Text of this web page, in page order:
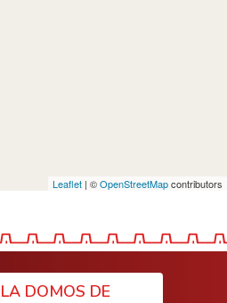
Leaflet | ©OpenStreetMapcontributors
LA DOMOS DE